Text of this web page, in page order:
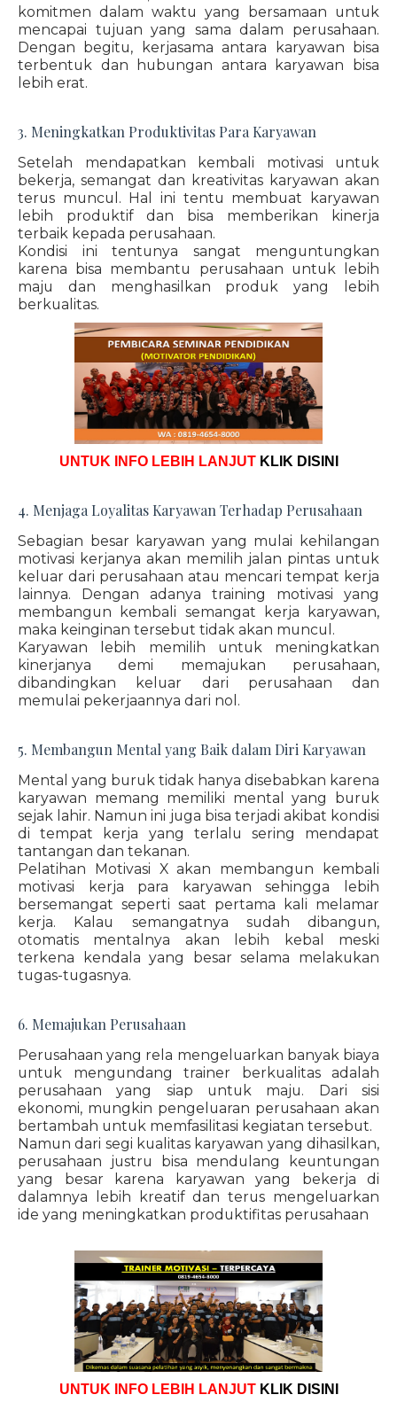
komitmen dalam waktu yang bersamaan untuk
mencapai tujuan yang sama dalam perusahaan.
Dengan begitu, kerjasama antara karyawan bisa
terbentuk dan hubungan antara karyawan bisa
lebih erat.
3. Meningkatkan Produktivitas Para Karyawan
Setelah mendapatkan kembali motivasi untuk
bekerja, semangat dan kreativitas karyawan akan
terus muncul. Hal ini tentu membuat karyawan
lebih produktif dan bisa memberikan kinerja
terbaik kepada perusahaan.
Kondisi ini tentunya sangat menguntungkan
karena bisa membantu perusahaan untuk lebih
maju dan menghasilkan produk yang lebih
berkualitas.
UNTUK INFO LEBIH LANJUT KLIK DISINI
4. Menjaga Loyalitas Karyawan Terhadap Perusahaan
Sebagian besar karyawan yang mulai kehilangan
motivasi kerjanya akan memilih jalan pintas untuk
keluar dari perusahaan atau mencari tempat kerja
lainnya. Dengan adanya training motivasi yang
membangun kembali semangat kerja karyawan,
maka keinginan tersebut tidak akan muncul.
Karyawan lebih memilih untuk meningkatkan
kinerjanya demi memajukan perusahaan,
dibandingkan keluar dari perusahaan dan
memulai pekerjaannya dari nol.
5. Membangun Mental yang Baik dalam Diri Karyawan
Mental yang buruk tidak hanya disebabkan karena
karyawan memang memiliki mental yang buruk
sejak lahir. Namun ini juga bisa terjadi akibat kondisi
di tempat kerja yang terlalu sering mendapat
tantangan dan tekanan.
Pelatihan Motivasi X akan membangun kembali
motivasi kerja para karyawan sehingga lebih
bersemangat seperti saat pertama kali melamar
kerja. Kalau semangatnya sudah dibangun,
otomatis mentalnya akan lebih kebal meski
terkena kendala yang besar selama melakukan
tugas-tugasnya.
6. Memajukan Perusahaan
Perusahaan yang rela mengeluarkan banyak biaya
untuk mengundang trainer berkualitas adalah
perusahaan yang siap untuk maju. Dari sisi
ekonomi, mungkin pengeluaran perusahaan akan
bertambah untuk memfasilitasi kegiatan tersebut.
Namun dari segi kualitas karyawan yang dihasilkan,
perusahaan justru bisa mendulang keuntungan
yang besar karena karyawan yang bekerja di
dalamnya lebih kreatif dan terus mengeluarkan
ide yang meningkatkan produktifitas perusahaan
UNTUK INFO LEBIH LANJUT KLIK DISINI